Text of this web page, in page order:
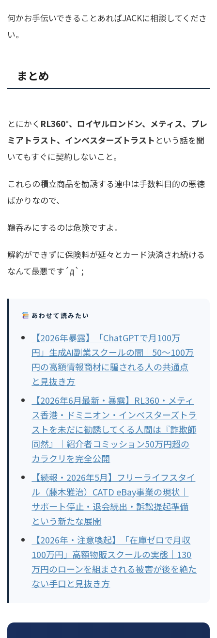
何かお手伝いできることあればJACKに相談してくださ
い。
まとめ
とにかく RL360°、ロイヤルロンドン、メティス、プレ
ミアトラスト、インベスターズトラスト という話を聞
いてもすぐに契約しないこと。
これらの積立商品を勧誘する連中は手数料目的の悪徳
ばかり なので、
鵜呑みにするのは危険ですよ。
解約ができずに保険料が延々とカード決済され続ける
なんて最悪です´д` ;
あわせて読みたい
【2026年暴露】「ChatGPTで月100万
円」生成AI副業スクールの闇｜50〜100万
円の高額情報商材に騙される人の共通点
と見抜き方
【2026年6月最新・暴露】RL360・メティ
ス香港・ドミニオン・インベスターズトラ
ストを未だに勧誘してくる人間は『詐欺師
同然』｜紹介者コミッション50万円超の
カラクリを完全公開
【続報・2026年5月】フリーライフスタイ
ル（藤木雅治）CATD eBay事業の現状｜
サポート停止・退会続出・訴訟提起準備
という新たな展開
【2026年・注意喚起】「在庫ゼロで月収
100万円」高額物販スクールの実態｜130
万円のローンを組まされる被害が後を絶た
ない手口と見抜き方